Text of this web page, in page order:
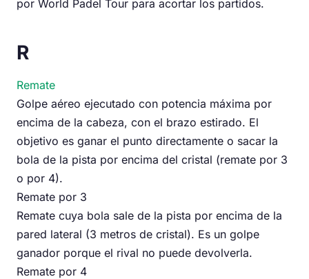
por World Padel Tour para acortar los partidos.
R
Remate
Golpe aéreo ejecutado con potencia máxima por
encima de la cabeza, con el brazo estirado. El
objetivo es ganar el punto directamente o sacar la
bola de la pista por encima del cristal (remate por 3
o por 4).
Remate por 3
Remate cuya bola sale de la pista por encima de la
pared lateral (3 metros de cristal). Es un golpe
ganador porque el rival no puede devolverla.
Remate por 4